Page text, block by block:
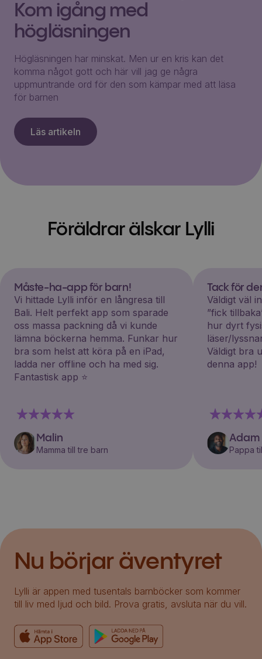
Kom igång med
högläsningen
Högläsningen har minskat. Men ur en kris kan det
komma något gott och här vill jag ge några
uppmuntrande ord för den som kämpar med att läsa
för barnen
Läs artikeln
Föräldrar älskar Lylli
Måste-ha-app för barn!
Vi hittade Lylli inför en långresa till
Bali. Helt perfekt app som sparade
oss massa packning då vi kunde
lämna böckerna hemma. Funkar hur
bra som helst att köra på en iPad,
ladda ner offline och ha med sig.
Fantastisk app ⭐️
Malin
Mamma till tre barn
Tack för
Väldigt väl
”fick
hur dyrt
läser/
Väldigt bra
denna app!
Adam
Pappa
Nu börjar äventyret
Lylli är appen med tusentals barnböcker som kommer
till liv med ljud och bild. Prova gratis, avsluta när du vill.